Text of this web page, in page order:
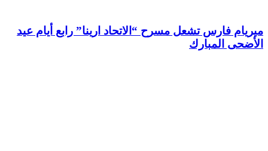
ميريام فارس تشعل مسرح “الاتحاد ارينا” رابع أيام عيد
الأضحى المبارك